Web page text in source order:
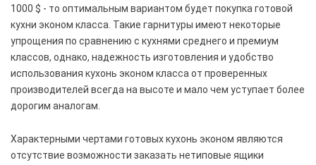
Кухни Модница
Кухни под заказ
Кухонные мойки
Столы и стулья
Смесители
1000 $ - то оптимальным вариантом будет покупка готовой
кухни эконом класса. Такие гарнитуры имеют некоторые
упрощения по сравнению с кухнями среднего и премиум
классов, однако, надежность изготовления и удобство
использования кухонь эконом класса от проверенных
производителей всегда на высоте и мало чем уступает более
дорогим аналогам.
Характерными чертами готовых кухонь эконом являются
отсутствие возможности заказать нетиповые ящики